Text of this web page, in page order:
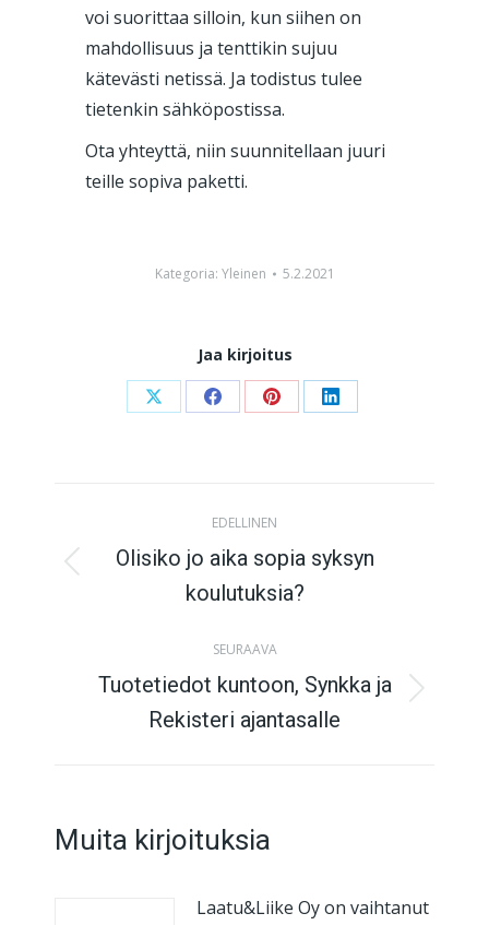
voi suorittaa silloin, kun siihen on
mahdollisuus ja tenttikin sujuu
kätevästi netissä. Ja todistus tulee
tietenkin sähköpostissa.
Ota yhteyttä, niin suunnitellaan juuri
teille sopiva paketti.
Kategoria: Yleinen 5.2.2021
Jaa kirjoitus
Share Share Share Share
EDELLINEN
Previous
post:
Olisiko jo aika sopia syksyn
koulutuksia?
SEURAAVA
post:
Tuotetiedot kuntoon, Synkka ja
Rekisteri ajantasalle
Muita kirjoituksia
Laatu&Liike Oy on vaihtanut